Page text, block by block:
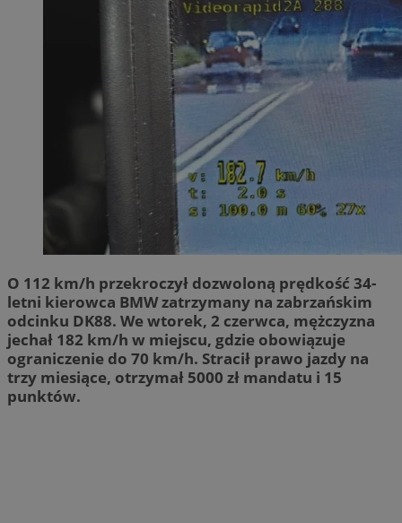
O 112 km/h przekroczył dozwoloną prędkość 34-
letni kierowca BMW zatrzymany na zabrzańskim
odcinku DK88. We wtorek, 2 czerwca, mężczyzna
jechał 182 km/h w miejscu, gdzie obowiązuje
ograniczenie do 70 km/h. Stracił prawo jazdy na
trzy miesiące, otrzymał 5000 zł mandatu i 15
punktów.